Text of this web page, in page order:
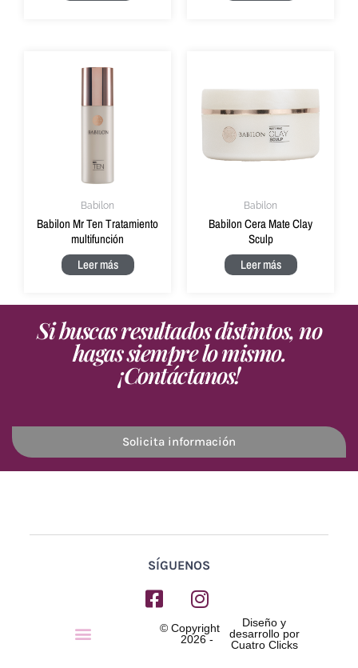
Babilon
Babilon Mr Ten Tratamiento
multifunción
Leer más
Babilon
Babilon Cera Mate Clay
Sculp
Leer más
Si buscas resultados distintos, no
hagas siempre lo mismo.
¡Contáctanos!
Solicita información
SÍGUENOS
Menú
© Copyright
2026 -
Diseño y
desarrollo por
Cuatro Clicks